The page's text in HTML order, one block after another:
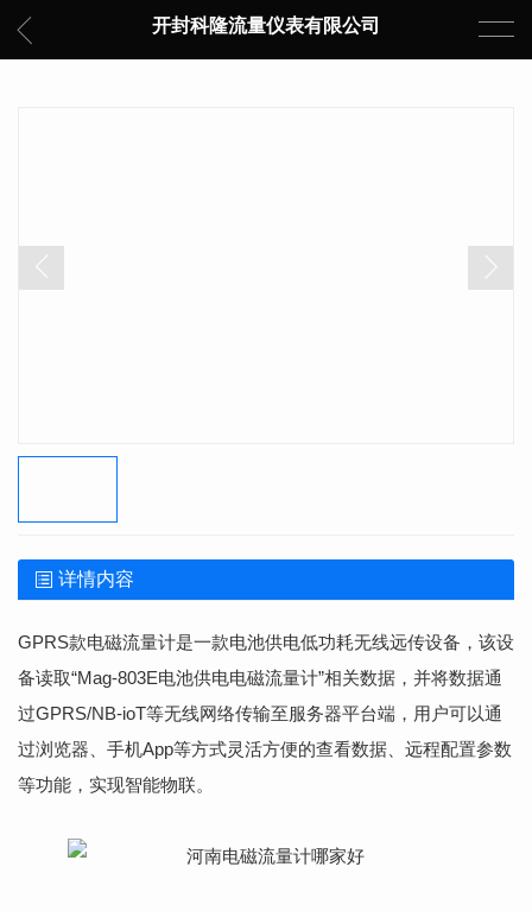
开封科隆流量仪表有限公司
详情内容
GPRS款电磁流量计是一款电池供电低功耗无线远传设备，该设
备读取“Mag-803E电池供电电磁流量计”相关数据，并将数据通
过GPRS/NB-ioT等无线网络传输至服务器平台端，用户可以通
过浏览器、手机App等方式灵活方便的查看数据、远程配置参数
等功能，实现智能物联。